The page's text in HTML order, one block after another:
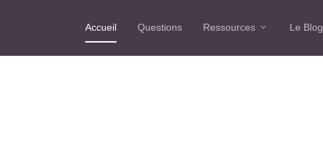
Accueil Questions Ressources Le Blog